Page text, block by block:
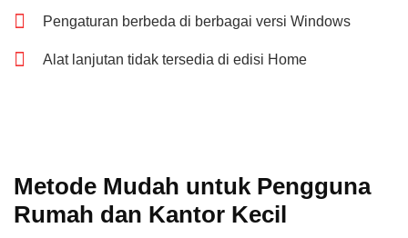
Pengaturan berbeda di berbagai versi Windows
Alat lanjutan tidak tersedia di edisi Home
Metode Mudah untuk Pengguna
Rumah dan Kantor Kecil